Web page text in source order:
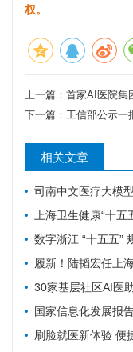
权。
上一篇： 首家AI医院集
下一篇： 工信部公示一批重
相关文章
司南中文医疗大模型评测基准
上海卫生健康“十五五” 规划
数字浙江 “十五五”
履新！陆韬宏任上
30家基层社区AI医助项目集中
国家信息化发展报
刷脸就医新体验 便